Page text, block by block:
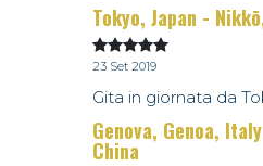
Tokyo, Japan -
23 Set 2019
Gita in giornata da
Genova, Genoa,
China